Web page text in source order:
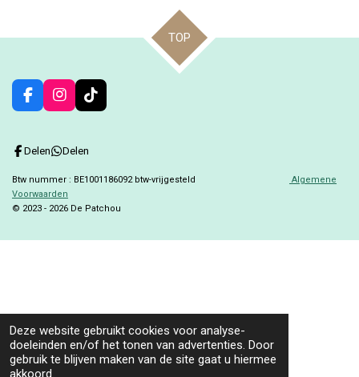
Deze website gebruikt cookies voor analyse-
doeleinden en/of het tonen van advertenties. Door
gebruik te blijven maken van de site gaat u hiermee
akkoord.
TOP
F
a
e
b
k
I
n
t
a
a
T
i
k
Delen Delen
Btw nummer : BE1001186092 btw-vrijgesteld
Algemene
Voorwaarden
© 2023 - 2026 De Patchou